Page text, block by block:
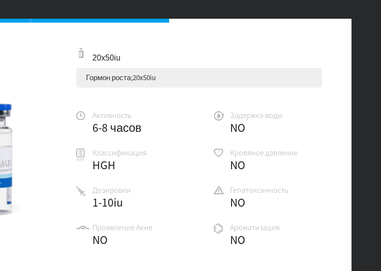
20x50iu
Гормон роста;20x50iu
Активность
6-8 часов
Задержка воды
NO
Классификация
HGH
Кровяное давление
NO
Дозировки
1-10iu
Гепатоксичность
NO
Проявление Акне
NO
Ароматизация
NO